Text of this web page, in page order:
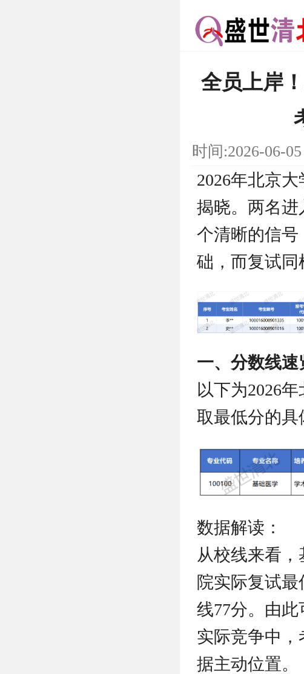
全员上岸
时间:2026-06-
2026年北京
揭晓。两名
个清晰的信
础，而复试同
一、分数线
以下为2026
取最低分的具
数据解读：
从校线来看
院实际复试
线77分。由
实际竞争中
据主动位置。